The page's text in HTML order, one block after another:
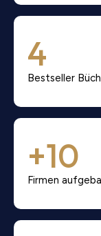
4
Bestseller
+10
Firmen